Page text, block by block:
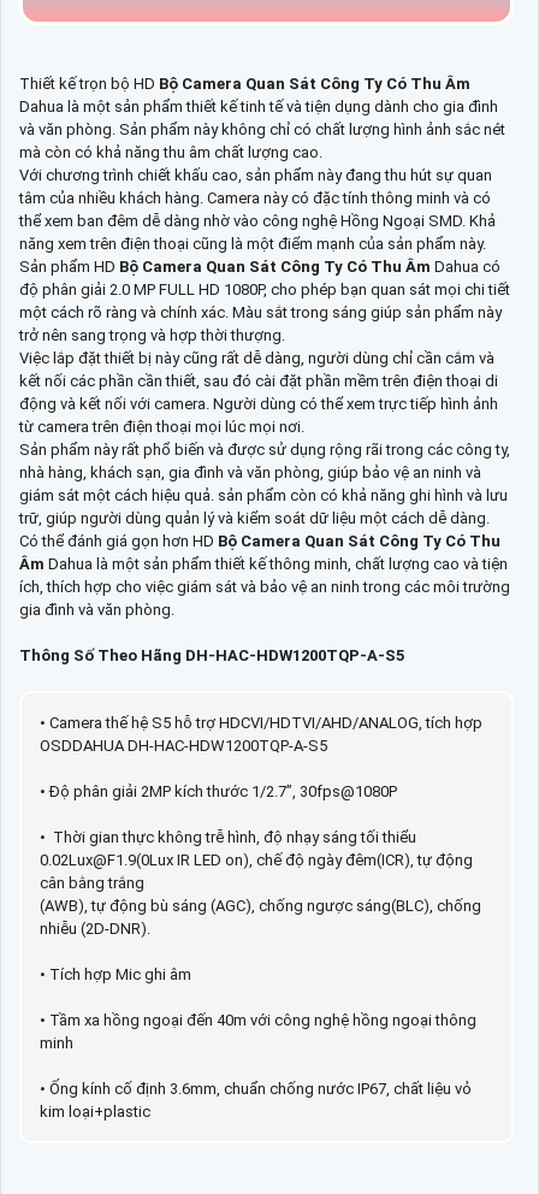
Thiết kế trọn bộ HD Bộ Camera Quan Sát Công Ty Có Thu Âm
Dahua là một sản phẩm thiết kế tinh tế và tiện dụng dành cho gia đình
và văn phòng. Sản phẩm này không chỉ có chất lượng hình ảnh sắc nét
mà còn có khả năng thu âm chất lượng cao.
Với chương trình chiết khấu cao, sản phẩm này đang thu hút sự quan
tâm của nhiều khách hàng. Camera này có đặc tính thông minh và có
thể xem ban đêm dễ dàng nhờ vào công nghệ Hồng Ngoại SMD. Khả
năng xem trên điện thoại cũng là một điểm mạnh của sản phẩm này.
Sản phẩm HD Bộ Camera Quan Sát Công Ty Có Thu Âm Dahua có
độ phân giải 2.0 MP FULL HD 1080P, cho phép bạn quan sát mọi chi tiết
một cách rõ ràng và chính xác. Màu sắt trong sáng giúp sản phẩm này
trở nên sang trọng và hợp thời thượng.
Việc lắp đặt thiết bị này cũng rất dễ dàng, người dùng chỉ cần cắm và
kết nối các phần cần thiết, sau đó cài đặt phần mềm trên điện thoại di
động và kết nối với camera. Người dùng có thể xem trực tiếp hình ảnh
từ camera trên điện thoại mọi lúc mọi nơi.
Sản phẩm này rất phổ biến và được sử dụng rộng rãi trong các công ty,
nhà hàng, khách sạn, gia đình và văn phòng, giúp bảo vệ an ninh và
giám sát một cách hiệu quả. sản phẩm còn có khả năng ghi hình và lưu
trữ, giúp người dùng quản lý và kiểm soát dữ liệu một cách dễ dàng.
Có thể đánh giá gọn hơn HD Bộ Camera Quan Sát Công Ty Có Thu
Âm Dahua là một sản phẩm thiết kế thông minh, chất lượng cao và tiện
ích, thích hợp cho việc giám sát và bảo vệ an ninh trong các môi trường
gia đình và văn phòng.
Thông Số Theo Hãng DH-HAC-HDW1200TQP-A-S5
• Camera thế hệ S5 hỗ trợ HDCVI/HDTVI/AHD/ANALOG, tích hợp
OSDDAHUA DH-HAC-HDW1200TQP-A-S5
• Độ phân giải 2MP kích thước 1/2.7”, 30fps@1080P
• Thời gian thực không trễ hình, độ nhạy sáng tối thiểu
0.02Lux@F1.9(0Lux IR LED on), chế độ ngày đêm(ICR), tự động
cân bằng trắng
(AWB), tự động bù sáng (AGC), chống ngược sáng(BLC), chống
nhiễu (2D-DNR).
• Tích hợp Mic ghi âm
• Tầm xa hồng ngoại đến 40m với công nghệ hồng ngoại thông
minh
• Ống kính cố định 3.6mm, chuẩn chống nước IP67, chất liệu vỏ
kim loại+plastic